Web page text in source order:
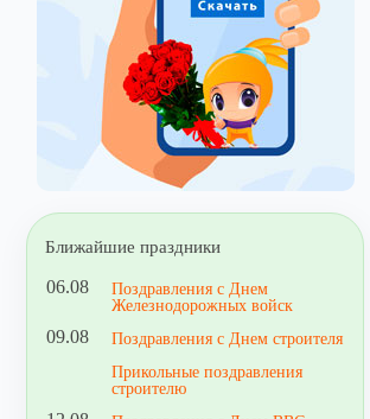
Ближайшие праздники
06.08
Поздравления с Днем
Железнодорожных войск
09.08
Поздравления с Днем строителя
Прикольные поздравления
строителю